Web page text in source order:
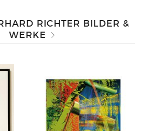
RICHTER BILDER &
WERKE